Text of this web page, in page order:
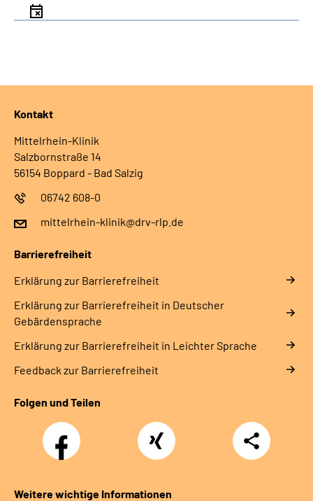
Kontakt
Mittelrhein-Klinik
Salzbornstraße 14
56154 Boppard - Bad Salzig
06742 608-0
mittelrhein-klinik@drv-rlp.de
Barrierefreiheit
Erklärung zur Barrierefreiheit
Erklärung zur Barrierefreiheit in Deutscher
Gebärdensprache
Erklärung zur Barrierefreiheit in Leichter Sprache
Feedback zur Barrierefreiheit
Folgen und Teilen
Facebook Xing
Teilen
Weitere wichtige Informationen